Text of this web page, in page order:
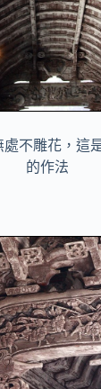
不雕花，這
的作法